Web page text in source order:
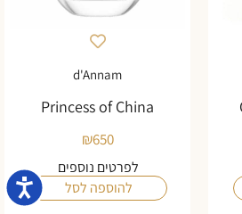
d'Annam
Princess of China
₪650
לפרטים נוספים
להוספה לסל